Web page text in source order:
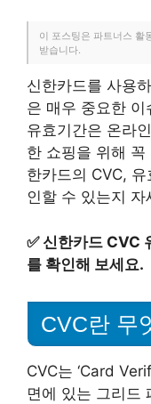
이 포스팅은 파트너스 활
받습니다.
신한카드를 사용
은 매우 중요한
유효기간은 온라
한 쇼핑을 위해
한카드의 CVC,
인할 수 있는지
✅신한카드 CVC
를 확인해 보세요.
CVC란 무
CVC는 ‘Card
면에 있는 그리드